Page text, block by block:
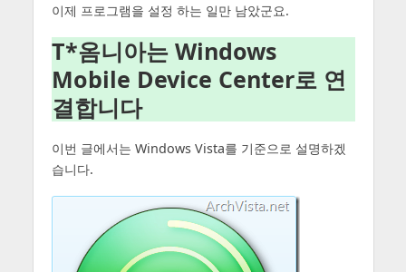
이제 프로그램을 설정 하는 일만 남았군요.
T*옴니아는 Windows
Mobile Device Center로 연
결합니다
이번 글에서는 Windows Vista를 기준으로 설명하겠
습니다.